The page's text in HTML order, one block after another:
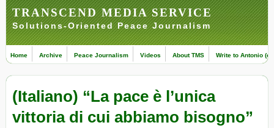
TRANSCEND MEDIA SERVICE
Solutions-Oriented Peace Journalism
Home Archive Peace Journalism Videos About TMS Write to Antonio
(Italiano) “La pace è l’unica
vittoria di cui abbiamo bisogno”